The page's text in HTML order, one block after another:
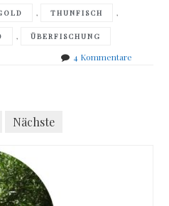
, THUNFISCH ,
, ÜBERFISCHUNG
4 Kommentarezu
Nächste